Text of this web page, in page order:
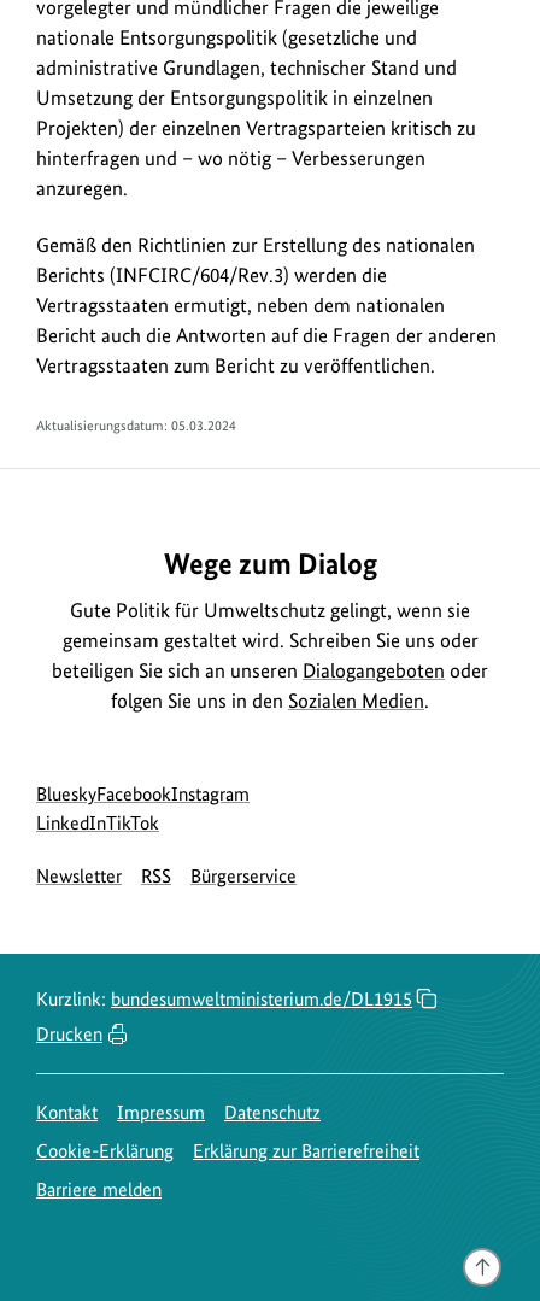
vorgelegter und mündlicher Fragen die jeweilige
nationale Entsorgungspolitik (gesetzliche und
administrative Grundlagen, technischer Stand und
Umsetzung der Entsorgungspolitik in einzelnen
Projekten) der einzelnen Vertragsparteien kritisch zu
hinterfragen und – wo nötig – Verbesserungen
anzuregen.
Gemäß den Richtlinien zur Erstellung des nationalen
Berichts (INFCIRC/604/Rev.3) werden die
Vertragsstaaten ermutigt, neben dem nationalen
Bericht auch die Antworten auf die Fragen der anderen
Vertragsstaaten zum Bericht zu veröffentlichen.
Aktualisierungsdatum: 05.03.2024
Wege zum Dialog
Gute Politik für Umweltschutz gelingt, wenn sie
gemeinsam gestaltet wird. Schreiben Sie uns oder
beteiligen Sie sich an unseren Dialogangeboten oder
folgen Sie uns in den Sozialen Medien.
Social
Media
Blueskyzur
Bluesky-
des
Facebookzur
des
Instagram
des
LinkedInzur
Seite
zur
Seite
TikTok
Newsletter RSS Bürgerservice
Kurzlink: bundesumweltministerium.de/DL1915
Drucken
Kontakt Impressum
Datenschutz
Cookie-Erklärung
Erklärung zur Barrierefreiheit
Barriere melden
Gehe
nach